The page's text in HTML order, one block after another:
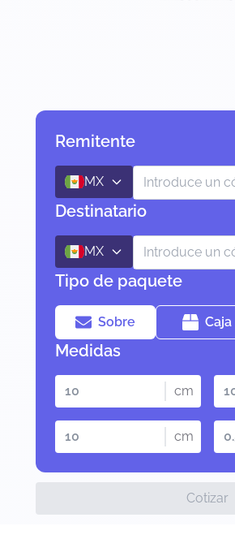
Remitente
MX
Destinatario
MX
Tipo de paquete
Sobre Caja
Medidas
cm
cm
Cotizar